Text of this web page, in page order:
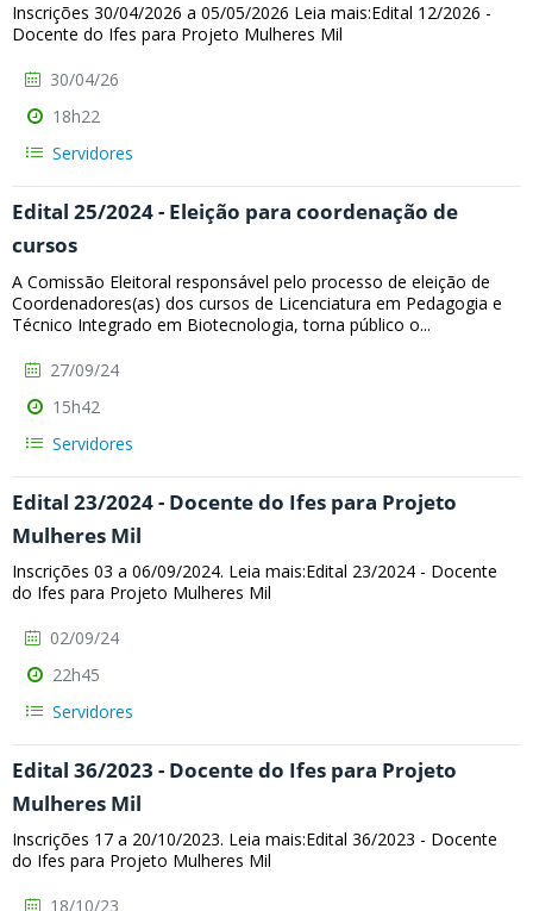
Inscrições 30/04/2026 a 05/05/2026 Leia mais:Edital 12/2026 -
Docente do Ifes para Projeto Mulheres Mil
30/04/26
18h22
Servidores
Edital 25/2024 - Eleição para coordenação de
cursos
A Comissão Eleitoral responsável pelo processo de eleição de
Coordenadores(as) dos cursos de Licenciatura em Pedagogia e
Técnico Integrado em Biotecnologia, torna público o...
27/09/24
15h42
Servidores
Edital 23/2024 - Docente do Ifes para Projeto
Mulheres Mil
Inscrições 03 a 06/09/2024. Leia mais:Edital 23/2024 - Docente
do Ifes para Projeto Mulheres Mil
02/09/24
22h45
Servidores
Edital 36/2023 - Docente do Ifes para Projeto
Mulheres Mil
Inscrições 17 a 20/10/2023. Leia mais:Edital 36/2023 - Docente
do Ifes para Projeto Mulheres Mil
18/10/23